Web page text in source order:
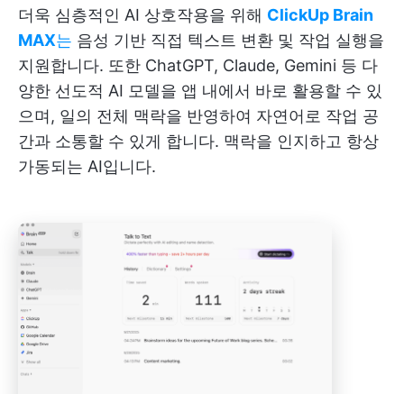
더욱 심층적인 AI 상호작용을 위해 ClickUp Brain
MAX는 음성 기반 직접 텍스트 변환 및 작업 실행을
지원합니다. 또한 ChatGPT, Claude, Gemini 등 다
양한 선도적 AI 모델을 앱 내에서 바로 활용할 수 있
으며, 일의 전체 맥락을 반영하여 자연어로 작업 공
간과 소통할 수 있게 합니다. 맥락을 인지하고 항상
가동되는 AI입니다.